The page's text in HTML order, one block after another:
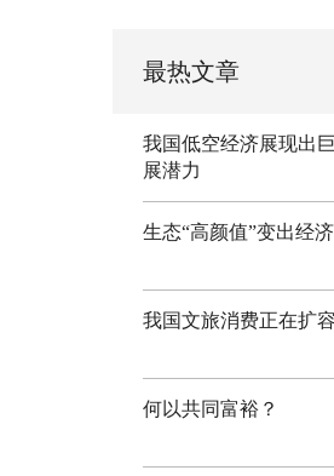
最热文章
我国低空经济展现出
展潜力
生态“高颜值”变出经
我国文旅消费正在扩
何以共同富裕？